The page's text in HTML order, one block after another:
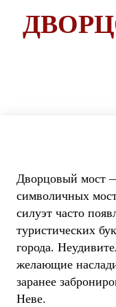
Дворцовый мост
символичных
силуэт часто
туристических
города.
желающие
заранее
Неве.